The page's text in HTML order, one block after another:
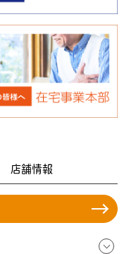
店舗情報